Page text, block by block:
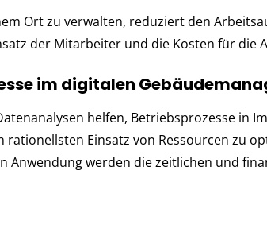
Ort zu verwalten, reduziert den
der Mitarbeiter und die Kosten für die
im digitalen
helfen, Betriebsprozesse in
Einsatz von Ressourcen zu
Anwendung werden die zeitlichen und